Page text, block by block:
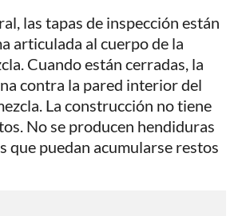
las tapas de inspección están
articulada al cuerpo de la
Cuando están cerradas, la
contra la pared interior del
La construcción no tiene
No se producen hendiduras
que puedan acumularse restos